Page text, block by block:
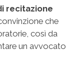
recitazione
che
così da
un avvocato